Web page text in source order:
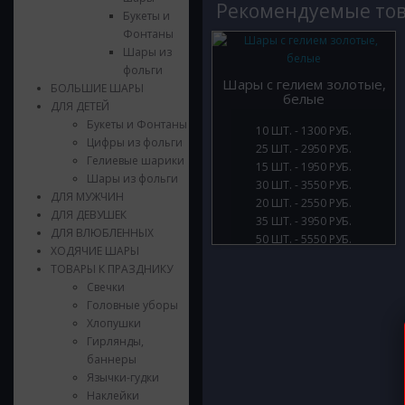
Букеты и
Фонтаны
Шары из
фольги
БОЛЬШИЕ ШАРЫ
ДЛЯ ДЕТЕЙ
Букеты и Фонтаны
Цифры из фольги
Гелиевые шарики
Шары из фольги
ДЛЯ МУЖЧИН
ДЛЯ ДЕВУШЕК
ДЛЯ ВЛЮБЛЕННЫХ
ХОДЯЧИЕ ШАРЫ
ТОВАРЫ К ПРАЗДНИКУ
Свечки
Головные уборы
Хлопушки
Гирлянды,
баннеры
Язычки-гудки
Наклейки
Рекомендуемые
Шары с гелием золотые,
белые
10 ШТ. - 1300 РУБ.
15 ШТ. - 1950 РУБ.
20 ШТ. - 2550 РУБ.
25 ШТ. - 2950 РУБ.
30 ШТ. - 3550 РУБ.
35 ШТ. - 3950 РУБ.
50 ШТ. - 5550 РУБ.